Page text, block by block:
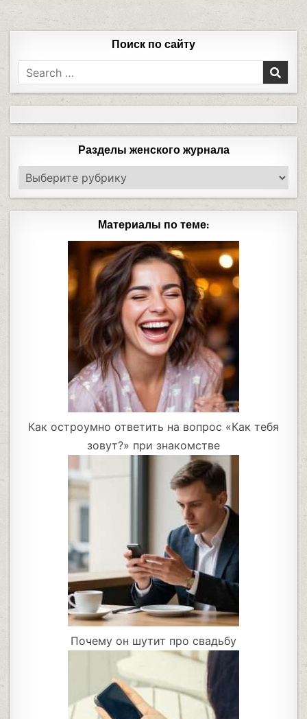
Поиск по сайту
Разделы женского журнала
Материалы по теме:
Как остроумно ответить на вопрос «Как тебя
зовут?» при знакомстве
Почему он шутит про свадьбу